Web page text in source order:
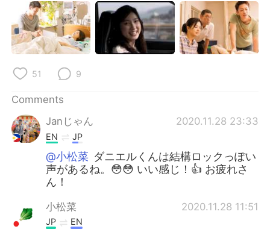
51 9
Comments
Janじゃん
2020.11.28 23:33
EN JP
@小松菜 ダニエルくんは結構ロックっぽい
声があるね。😳😳 いい感じ！👍 お疲れさ
ん！
小松菜 2020.11.28 11:51
JP EN